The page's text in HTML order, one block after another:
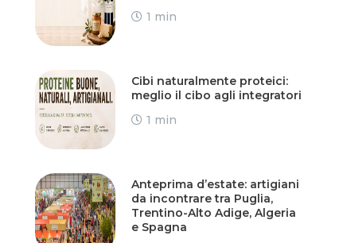
1 min
Cibi naturalmente proteici:
meglio il cibo agli integratori
1 min
Anteprima d’estate: artigiani
da incontrare tra Puglia,
Trentino-Alto Adige, Algeria
e Spagna